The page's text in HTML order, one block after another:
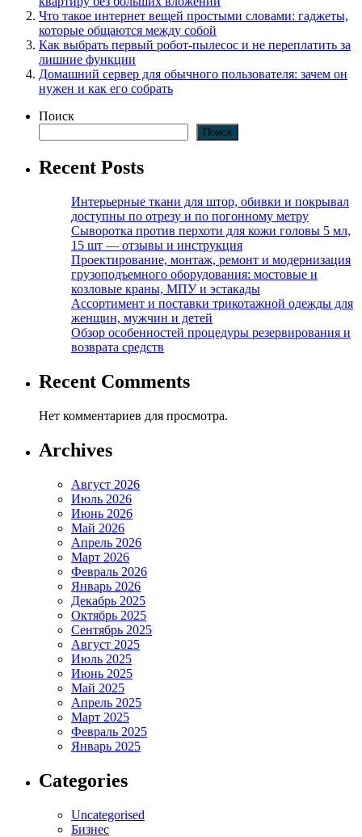
Что такое интернет вещей простыми словами: гаджеты,
которые общаются между собой
Как выбрать первый робот-пылесос и не переплатить за
лишние функции
Домашний сервер для обычного пользователя: зачем он
нужен и как его собрать
Поиск
Поиск
Recent Posts
Интерьерные ткани для штор, обивки и покрывал
доступны по отрезу и по погонному метру
Сыворотка против перхоти для кожи головы 5 мл,
15 шт — отзывы и инструкция
Проектирование, монтаж, ремонт и модернизация
грузоподъемного оборудования: мостовые и
козловые краны, МПУ и эстакады
Ассортимент и поставки трикотажной одежды для
женщин, мужчин и детей
Обзор особенностей процедуры резервирования и
возврата средств
Recent Comments
Нет комментариев для просмотра.
Archives
Август 2026
Июль 2026
Июнь 2026
Май 2026
Апрель 2026
Март 2026
Февраль 2026
Январь 2026
Декабрь 2025
Октябрь 2025
Сентябрь 2025
Август 2025
Июль 2025
Июнь 2025
Май 2025
Апрель 2025
Март 2025
Февраль 2025
Январь 2025
Categories
Uncategorised
Бизнес